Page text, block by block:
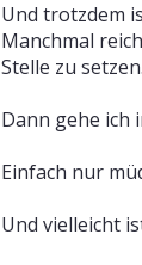
Und trotzdem
Manchmal
Stelle zu setzen.
Dann gehe ich
Einfach nur
Und vielleicht